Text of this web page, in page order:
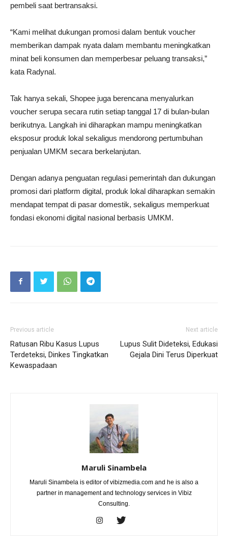
pembeli saat bertransaksi.
“Kami melihat dukungan promosi dalam bentuk voucher
memberikan dampak nyata dalam membantu meningkatkan
minat beli konsumen dan memperbesar peluang transaksi,”
kata Radynal.
Tak hanya sekali, Shopee juga berencana menyalurkan
voucher serupa secara rutin setiap tanggal 17 di bulan-bulan
berikutnya. Langkah ini diharapkan mampu meningkatkan
eksposur produk lokal sekaligus mendorong pertumbuhan
penjualan UMKM secara berkelanjutan.
Dengan adanya penguatan regulasi pemerintah dan dukungan
promosi dari platform digital, produk lokal diharapkan semakin
mendapat tempat di pasar domestik, sekaligus memperkuat
fondasi ekonomi digital nasional berbasis UMKM.
Previous article
Ratusan Ribu Kasus Lupus
Terdeteksi, Dinkes Tingkatkan
Kewaspadaan
Next article
Lupus Sulit Dideteksi, Edukasi
Gejala Dini Terus Diperkuat
Maruli Sinambela
Maruli Sinambela is editor of vibizmedia.com and he is also a
partner in management and technology services in Vibiz
Consulting.